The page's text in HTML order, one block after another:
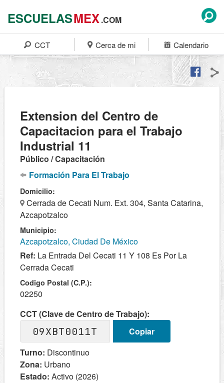
ESCUELASMEX.COM
CCT Cerca de mi Calendario
Extension del Centro de
Capacitacion para el Trabajo
Industrial 11
Público / Capacitación
Formación Para El Trabajo
Domicilio:
Cerrada de Cecati Num. Ext. 304, Santa Catarina,
Azcapotzalco
Municipio:
Azcapotzalco, Ciudad De México
Ref: La Entrada Del Cecati 11 Y 108 Es Por La
Cerrada Cecati
Codigo Postal (C.P.):
02250
CCT (Clave de Centro de Trabajo):
09XBT0011T
Copiar
Turno: Discontinuo
Zona: Urbano
Estado: Activo (2026)